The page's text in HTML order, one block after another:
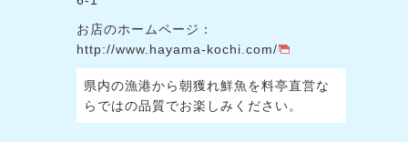
お店のホームページ：
http://www.hayama-kochi.com/
県内の漁港から朝獲れ鮮魚を料亭直営な
らではの品質でお楽しみください。